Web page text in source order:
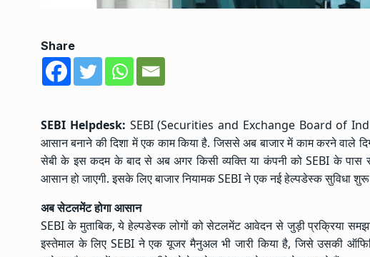
Share
SEBI Helpdesk: SEBI (Securities and Exchange Board of
आसान बनाने की दिशा में एक काम किया है. जिससे अब बाजार में काम करने वाले
सेबी के इस कदम के बाद से अब अगर किसी व्यक्ति या कंपनी को SEBI के
आसान हो जाएगी. इसके लिए बाजार नियामक SEBI ने एक नई हेल्पडेस्क सुविधा
अब सेटलमेंट होगा आसान
SEBI के मुताबिक, ये हेल्पडेस्क लोगों को सेटलमेंट आवेदन से जुड़ी प्रक्रिया
इस्तेमाल के लिए SEBI ने एक यूजर मैनुअल भी जारी किया है, जिसे उसकी